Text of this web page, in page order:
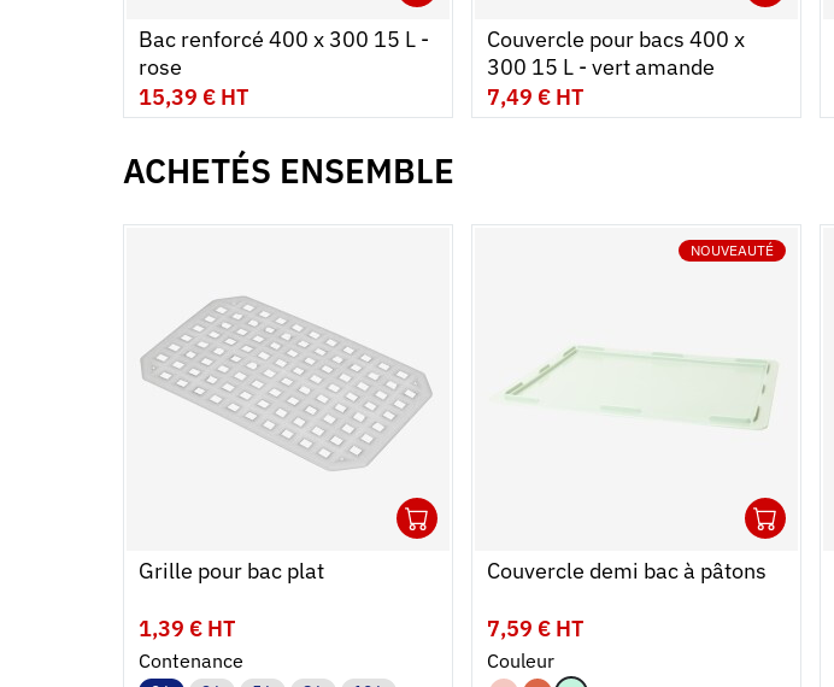
Bac renforcé 400 x 300 15 L -
rose
15,39 € HT
Couvercle pour bacs 400 x
300 15 L - vert amande
7,49 € HT
ACHETÉS ENSEMBLE
Grille pour bac plat
1,39 € HT
Contenance
NOUVEAUTÉ
Couvercle demi bac à pâtons
7,59 € HT
Couleur